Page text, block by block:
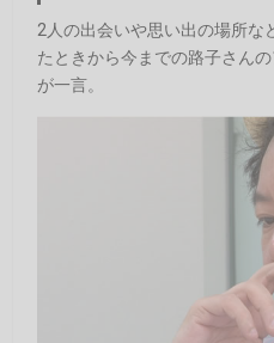
2人の出会いや思い出の場所な
たときから今までの路子さん
が一言。